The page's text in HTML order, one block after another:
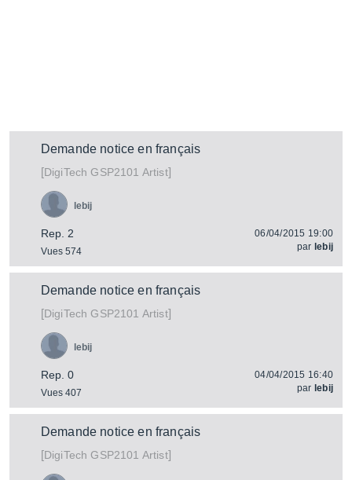
Demande notice en français
[DigiTech GSP2101 Artist]
Rep. 2
Vues 574
lebij
06/04/2015 19:00
par lebij
Demande notice en français
[DigiTech GSP2101 Artist]
Rep. 0
Vues 407
lebij
04/04/2015 16:40
par lebij
Demande notice en français
[DigiTech GSP2101 Artist]